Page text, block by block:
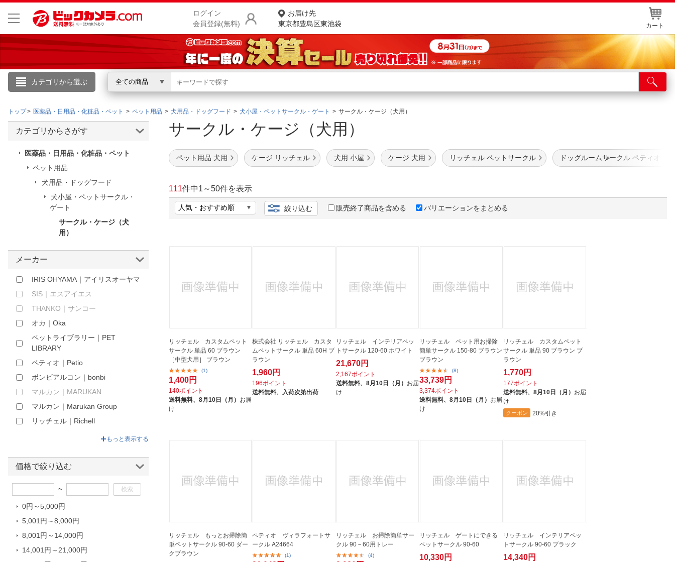
ログイン
会員登録(無料)
お届け先
東京都豊島区東池袋
カート
カテゴリから選ぶ 全ての商品
こんにちは
ログイン
会員メニュー
お買いもの履歴
閲覧履歴
ランキングからさがす
カテゴリ一覧からさがす
ご利用ガイド
店舗情報・店舗一覧
トップ 医薬品・日用品・化粧品・ペット ペット用品 犬用品・ドッグフード 犬小屋・ペットサークル・ゲート サークル・ケージ（犬用）
サークル・ケージ（犬用）
ペット用品 犬用 ケージ リッチェル 犬用 小屋 ケージ 犬用 リッチェル ペットサークル ドッグルームサークル ペティオ
111件中1 ～50件を表示
絞り込む 販売終了商品を含める バリエーションをまとめる
リッチェル カスタムペット
サークル 単品 60 ブラウン
［中型犬用］ ブラウン
(1)
1,400円
140ポイント
送料無料、 8月10日（月） お届
け
株式会社 リッチェル カスタ
ムペットサークル 単品 60H ブ
ラウン
1,960円
196ポイント
送料無料、 入荷次第出荷
リッチェル インテリアペッ
トサークル 120-60 ホワイト
21,670円
2,167ポイント
送料無料、 8月10日（月） お届
け
リッチェル ペット用お掃除
簡単サークル 150-80 ブラウン
ブラウン
(8)
33,739円
3,374ポイント
送料無料、8月10日（月） お届
け
リッチェル カスタムペット
サークル 単品 90 ブラウン ブ
ラウン
1,770円
177ポイント
送料無料、 8月10日（月） お届
け
クーポン 20%引き
リッチェル もっとお掃除簡
単ペットサークル 90-60 ダー
クブラウン
ペティオ ヴィラフォートサ
ークル A24664
(1)
リッチェル お掃除簡単サー
クル 90－60用トレー
(4)
リッチェル ゲートにできる
ペットサークル 90-60
10,330円
リッチェル インテリアペッ
トサークル 90-60 ブラック
14,340円
カテゴリからさがす
医薬品・日用品・化粧品・ペット
ペット用品
犬用品・ドッグフード
犬小屋・ペットサークル・
ゲート
サークル・ケージ（犬
用）
メーカー
IRIS OHYAMA｜アイリスオーヤマ
SIS｜エスアイエス
THANKO｜サンコー
オカ｜Oka
ペットライブラリー｜PET
LIBRARY
ペティオ｜Petio
ボンビアルコン｜bonbi
マルカン｜MARUKAN
マルカン｜Marukan Group
リッチェル｜Richell
株式会社 ペティオ ADD.MATE営
株式会社 リッチェル
もっと表示する
価格で絞り込む
~
0円～5,000円
5,001円～8,000円
8,001円～14,000円
14,001円～21,000円